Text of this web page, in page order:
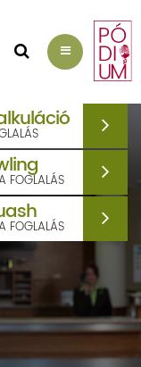
FOGLALÁS
FOGLALÁS